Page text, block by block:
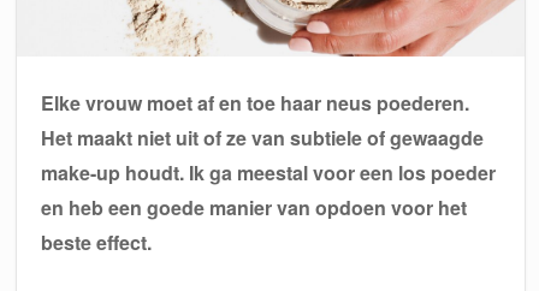
Elke vrouw moet af en toe haar neus poederen.
Het maakt niet uit of ze van subtiele of gewaagde
make-up houdt. Ik ga meestal voor een los poeder
en heb een goede manier van opdoen voor het
beste effect.